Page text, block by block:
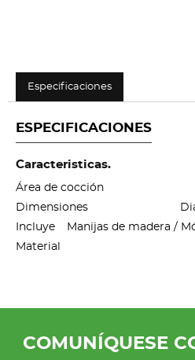
Especificaciones
ESPECIFICACIONES
Caracteristicas.
Área de cocción
Dimensiones
Incluye
Manijas de madera /
Material
COMUNÍQUESE